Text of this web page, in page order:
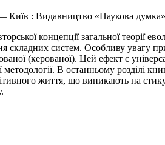
— Київ : Видавництво «Наукова
концепції загальної теорії
систем. Особливу увагу
(керованої). Цей ефект є
методології. В останньому розділі
життя, що виникають на